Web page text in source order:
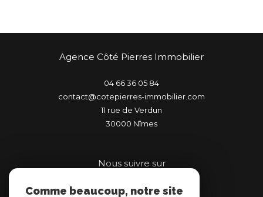
Agence Côté Pierres Immobilier
04 66 36 05 84
contact@cotepierres-immobilier.com
11 rue de Verdun
30000
nîmes
Nous suivre sur
Comme beaucoup, notre site